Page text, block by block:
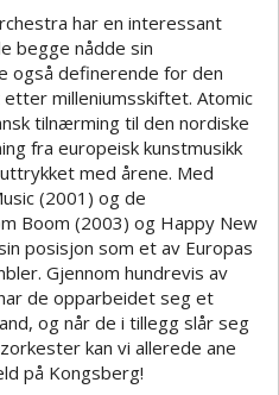
har en interessant
begge nådde sin
også definerende for den
milleniumsskiftet. Atomic
tilnærming til den nordiske
fra europeisk kunstmusikk
med årene. Med
(2001) og de
Boom (2003) og Happy New
posisjon som et av Europas
Gjennom hundrevis av
de opparbeidet seg et
og når de i tillegg slår seg
kan vi allerede ane
på Kongsberg!